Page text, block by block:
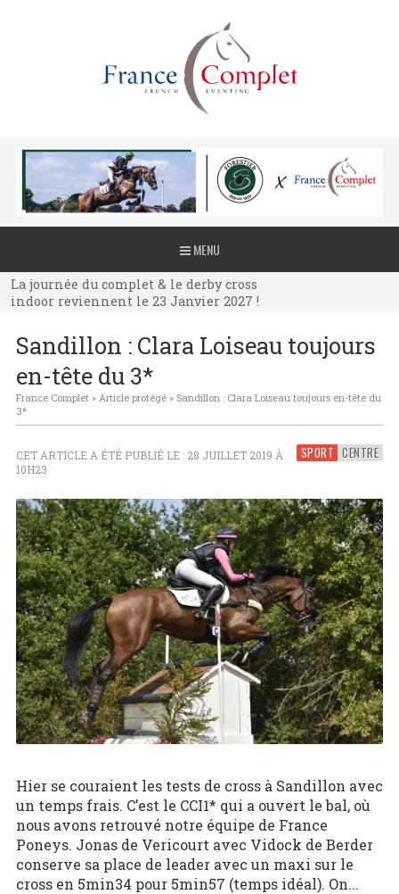
MENU
La journée du complet & le derby cross
indoor reviennent le 23 Janvier 2027 !
La journée du complet & le derby cross
indoor reviennent le 23 Janvier 2027 !
indoor reviennent le 23 Janvier 2027 !
Sandillon : Clara Loiseau toujours
en-tête du 3*
France Complet» Article protégé» Sandillon : Clara Loiseau toujours en-tête du
3*
SPORT CENTRE
CET ARTICLE A ÉTÉ PUBLIÉ LE : 28 JUILLET 2019 À
10H23
Hier se couraient les tests de cross à Sandillon avec
un temps frais. C’est le CCI1* qui a ouvert le bal, où
nous avons retrouvé notre équipe de France
Poneys. Jonas de Vericourt avec Vidock de Berder
conserve sa place de leader avec un maxi sur le
cross en 5min34 pour 5min57 (temps idéal). On...